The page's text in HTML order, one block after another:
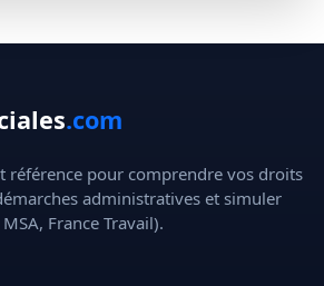
.com
référence pour comprendre vos droits
administratives et simuler
France Travail).